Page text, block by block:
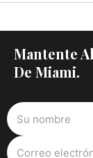
Mantente
De Miami.